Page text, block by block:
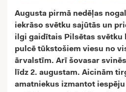
Augusta pirmā nedēļas
iekrāso svētku sajūtās un
ilgi gaidītais Pilsētas svētku
pulcē tūkstošiem viesu no
ārvalstīm. Arī šovasar
līdz 2. augustam. Aicinām
amatniekus izmantot